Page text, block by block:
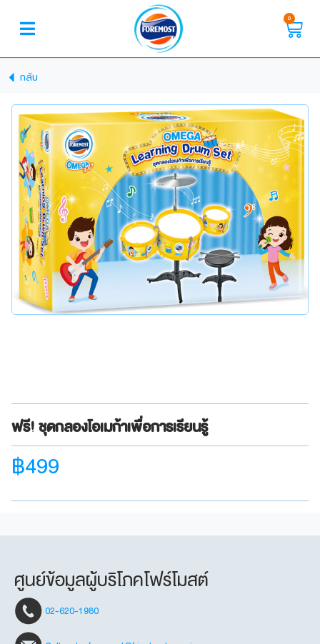
0
กลับ
ฟรี! ชุดกลองโอเมก้าเพื่อการเรียนรู้
฿499
ศูนย์ข้อมูลผู้บริโภคโฟร์โมสต์
02-620-1980